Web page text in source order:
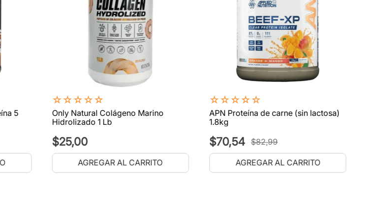
5
☆☆☆☆☆
Only Natural Colágeno Marino
Hidrolizado 1 Lb
$25,00
AGREGAR AL CARRITO
☆☆☆☆☆
APN Proteína de carne (sin lactosa)
1.8kg
$70,54 $82,99
AGREGAR AL CARRITO